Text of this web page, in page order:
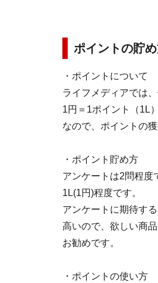
ポイントの貯
・ポイントについて
ライフメディアでは
1円＝1ポイント（1L
なので、ポイントの
・ポイント貯め方
アンケートは2問程度
1L(1円)程度です。
アンケートに期待す
高いので、欲しい商
お勧めです。
・ポイントの使い方